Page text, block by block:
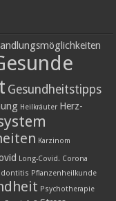
Gesundheitstipps
Heilkräuter Herz-
Karzinom
Long-Covid. Corona
Pflanzenheilkunde
Psychotherapie